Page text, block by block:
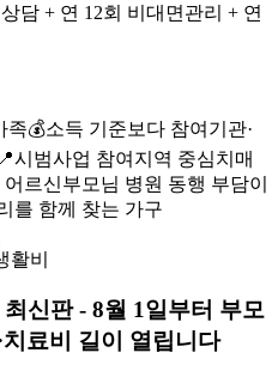
담 + 연 12회 비대면관리 + 연
족💰소득 기준보다 참여기관·
📍시범사업 참여지역 중심치매
르신부모님 병원 동행 부담이
를 함께 찾는 가구
활비
신판 - 8월 1일부터 부모
료비 길이 열립니다